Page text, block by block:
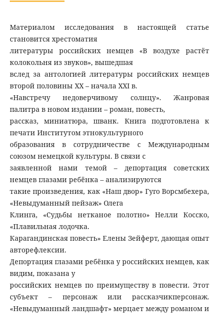
Материалом исследования в настоящей статье
становится хрестоматия
литературы российских немцев «В воздухе растёт
колокольня из звуков», вышедшая
вслед за антологией литературы российских немцев
второй половины XX – начала XXI в.
«Навстречу недоверчивому солнцу». Жанровая
палитра в новом издании – роман, повесть,
рассказ, миниатюра, шванк. Книга подготовлена к
печати Институтом этнокультурного
образования в сотрудничестве с Международным
союзом немецкой культуры. В связи с
заявленной нами темой – депортация советских
немцев глазами ребёнка – анализируются
такие произведения, как «Наш двор» Гуго Ворсмбехера,
«Невыдуманный пейзаж» Олега
Клинга, «Судьбы нетканое полотно» Нелли Косско,
«Плавильная лодочка.
Карагандинская повесть» Елены Зейферт, дающая опыт
авторефлексии.
Депортация глазами ребёнка у российских немцев, как
видим, показана у
российских немцев по преимуществу в повести. Этот
субъект – персонаж или рассказчикперсонаж.
«Невыдуманный ландшафт» мерцает между романом и